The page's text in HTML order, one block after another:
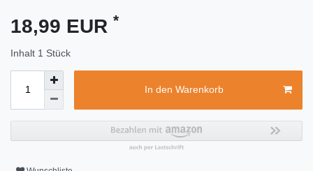
18,99 EUR *
Inhalt 1 Stück
In den Warenkorb